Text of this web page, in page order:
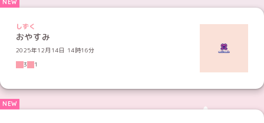
しずく
おやすみ
2025年12月14日 14時16分
3
1